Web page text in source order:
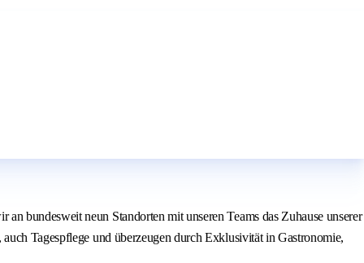
bundesweit neun Standorten mit unseren Teams das Zuhause unserer
Tagespflege und überzeugen durch Exklusivität in Gastronomie,